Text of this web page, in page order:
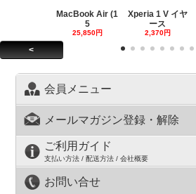
MacBook Air (1
5
25,850円
Xperia 1 V イヤ
ース
2,370円
<
会員メニュー
メールマガジン登録・解除
ご利用ガイド
支払い方法 / 配送方法 / 会社概要
お問い合せ